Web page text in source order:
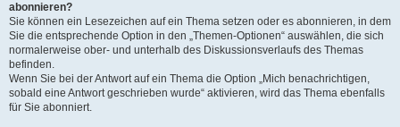
abonnieren?
Sie können ein Lesezeichen auf ein Thema setzen oder es abonnieren, in dem
Sie die entsprechende Option in den „Themen-Optionen“ auswählen, die sich
normalerweise ober- und unterhalb des Diskussionsverlaufs des Themas
befinden.
Wenn Sie bei der Antwort auf ein Thema die Option „Mich benachrichtigen,
sobald eine Antwort geschrieben wurde“ aktivieren, wird das Thema ebenfalls
für Sie abonniert.